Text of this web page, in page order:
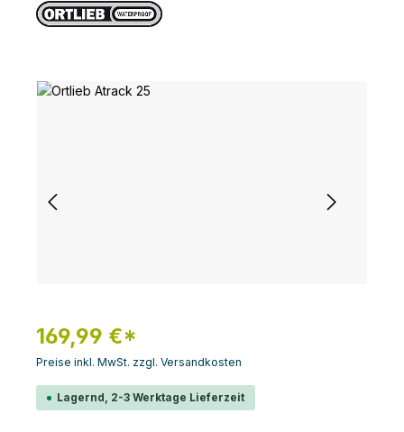
Bildergalerie überspringen
169,99 €*
Preise inkl. MwSt. zzgl. Versandkosten
Lagernd, 2-3 Werktage Lieferzeit